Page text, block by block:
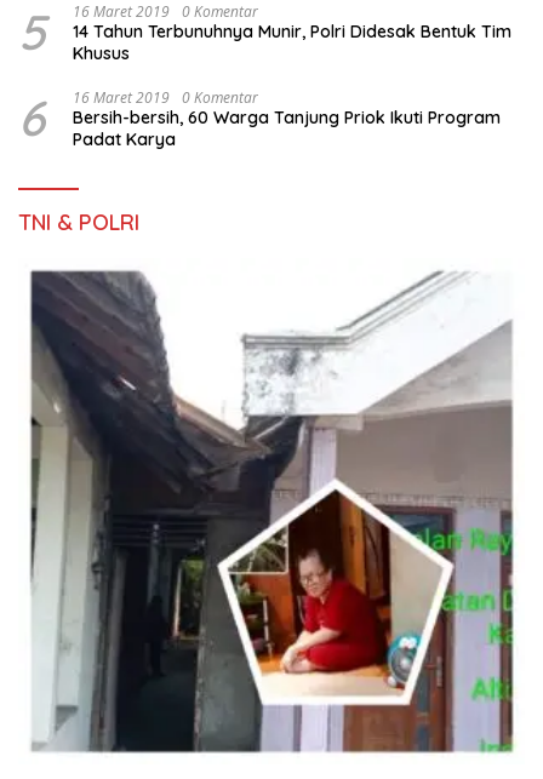
5 16 Maret 2019 0 Komentar
14 Tahun Terbunuhnya Munir, Polri Didesak Bentuk Tim
Khusus
6 16 Maret 2019 0 Komentar
Bersih-bersih, 60 Warga Tanjung Priok Ikuti Program
Padat Karya
TNI & POLRI